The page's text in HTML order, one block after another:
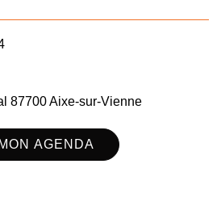
87700 Aixe-sur-Vienne
AGENDA